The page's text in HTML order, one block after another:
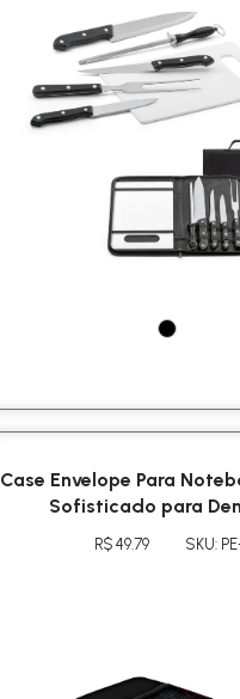
Case Envelope Para
Sofisticado para
R$ 49.79 SKU: